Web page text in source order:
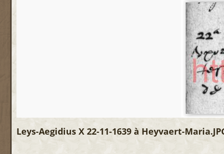
Leys-Aegidius X 22-11-1639 à Heyvaert-